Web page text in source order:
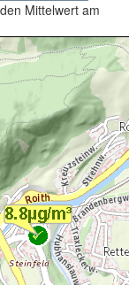
Mittelwert am